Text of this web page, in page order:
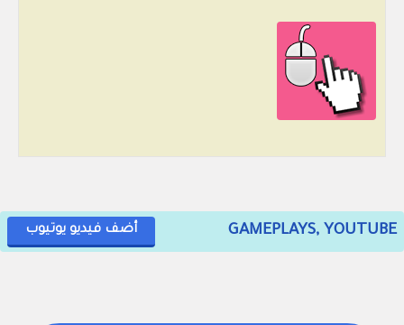
GAMEPLAYS, YOUTUBE أضف فيديو يوتيوب